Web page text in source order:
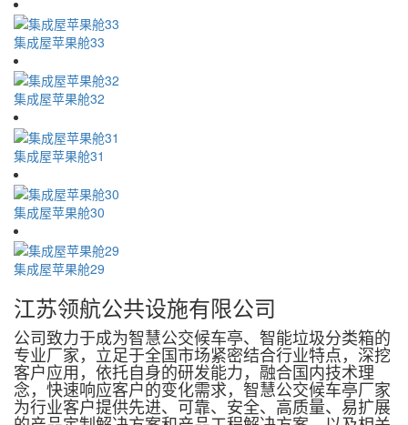
集成屋苹果舱33
集成屋苹果舱32
集成屋苹果舱31
集成屋苹果舱30
集成屋苹果舱29
江苏领航公共设施有限公司
公司致力于成为智慧公交候车亭、智能垃圾分类箱的
专业厂家，立足于全国市场紧密结合行业特点，深挖
客户应用，依托自身的研发能力，融合国内技术理
念，快速响应客户的变化需求，智慧公交候车亭厂家
为行业客户提供先进、可靠、安全、高质量、易扩展